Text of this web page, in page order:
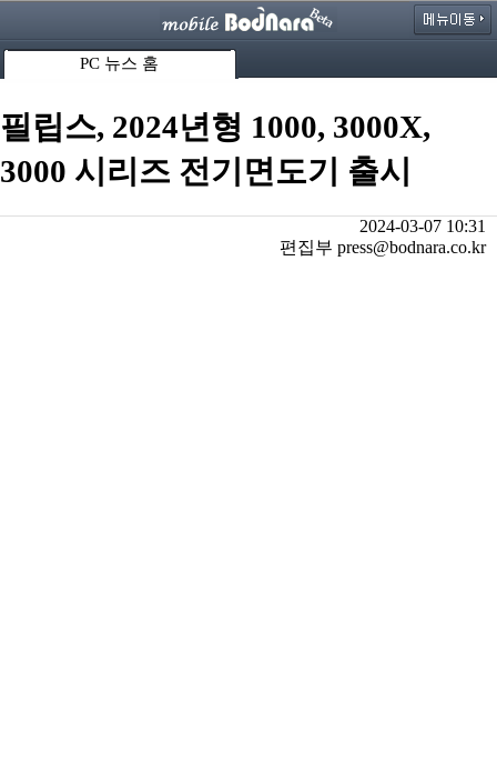
PC 뉴스 홈
필립스, 2024년형 1000, 3000X,
3000 시리즈 전기면도기 출시
2024-03-07 10:31
편집부 press@bodnara.co.kr